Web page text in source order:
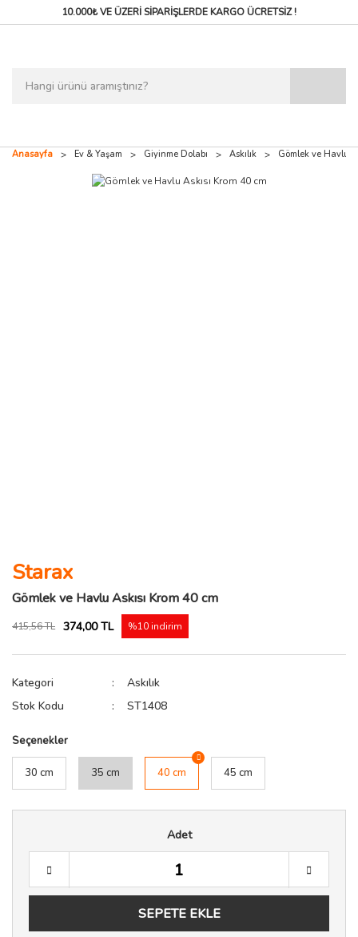
10.000₺ VE ÜZERİ SİPARİŞLERDEKARGO ÜCRETSİZ !
Anasayfa Ev & Yaşam Giyinme Dolabı Askılık Gömlek ve Havlu
Starax
Gömlek ve Havlu Askısı Krom 40 cm
415,56 TL 374,00 TL %10 indirim
Kategori
Askılık
Stok Kodu
ST1408
Seçenekler
30 cm 35 cm 40 cm 45 cm
Adet
SEPETE EKLE